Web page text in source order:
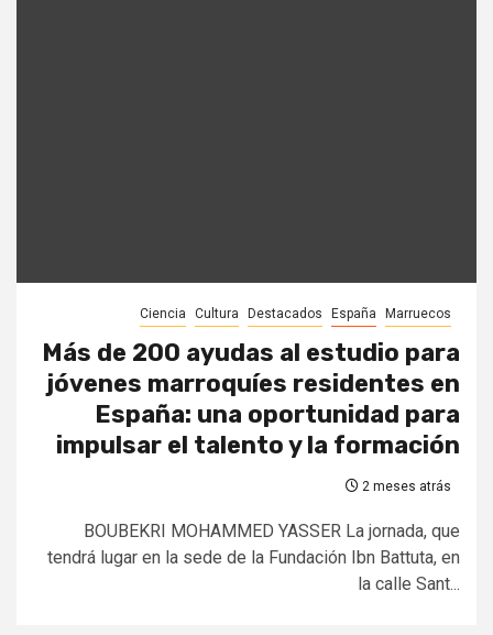
Ciencia Cultura Destacados España Marruecos
Más de 200 ayudas al estudio para
jóvenes marroquíes residentes en
España: una oportunidad para
impulsar el talento y la formación
2 meses atrás
BOUBEKRI MOHAMMED YASSER La jornada, que
tendrá lugar en la sede de la Fundación Ibn Battuta, en
la calle Sant...